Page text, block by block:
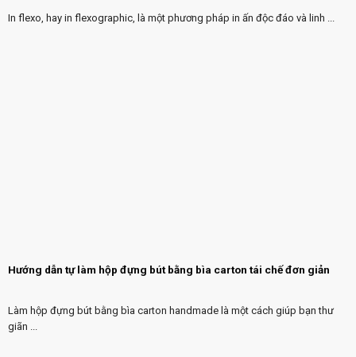
In flexo, hay in flexographic, là một phương pháp in ấn độc đáo và linh ...
Hướng dẫn tự làm hộp đựng bút bằng bìa carton tái chế đơn giản
Làm hộp đựng bút bằng bìa carton handmade là một cách giúp bạn thư
giãn ...